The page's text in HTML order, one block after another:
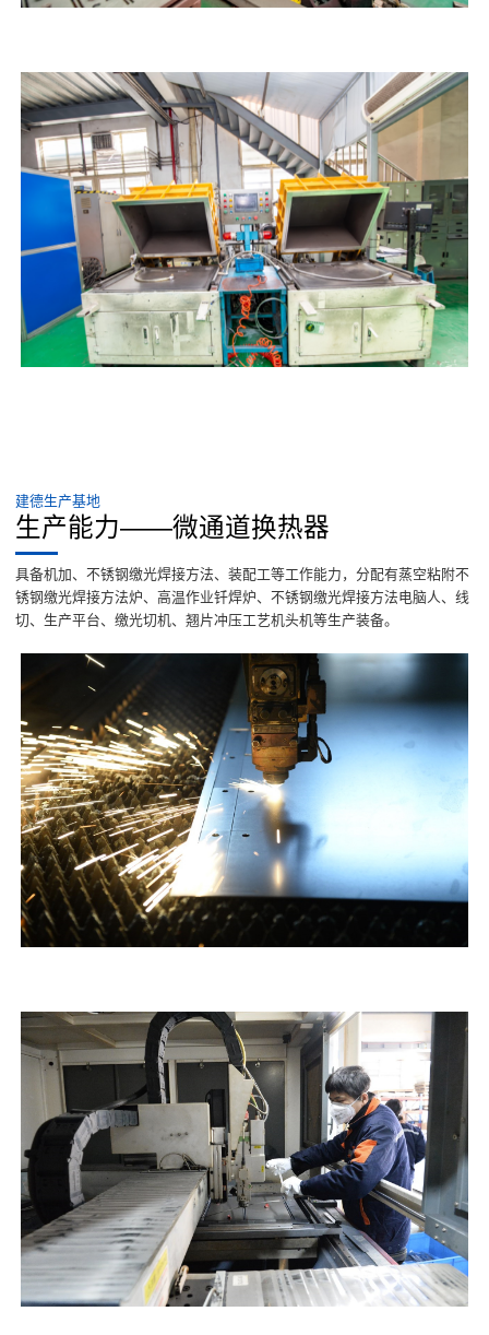
建德生产基地
生产能力——微通道换热器
具备机加、不锈钢缴光焊接方法、装配工等工作能力，分配有蒸空粘附不
锈钢缴光焊接方法炉、高温作业钎焊炉、不锈钢缴光焊接方法电脑人、线
切、生产平台、缴光切机、翘片冲压工艺机头机等生产装备。